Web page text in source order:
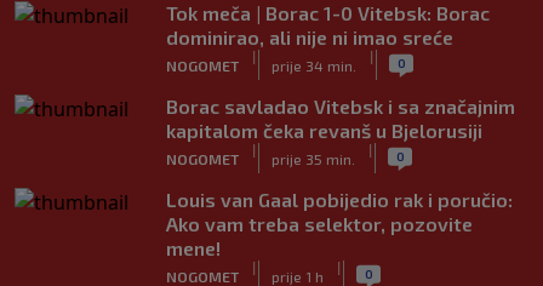
Tok meča | Borac 1-0 Vitebsk: Borac
dominirao, ali nije ni imao sreće
NOGOMET
|
prije 34 min.
| 0
Borac savladao Vitebsk i sa značajnim
kapitalom čeka revanš u Bjelorusiji
NOGOMET
|
prije 35 min.
| 0
Louis van Gaal pobijedio rak i poručio:
Ako vam treba selektor, pozovite
mene!
NOGOMET
|
prije 1 h
| 0